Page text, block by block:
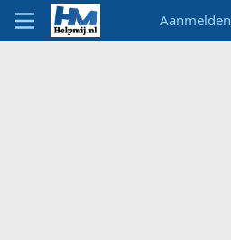
Aanmelden